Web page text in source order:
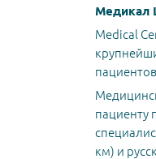
Медикал
Medical
пациенту
км) и